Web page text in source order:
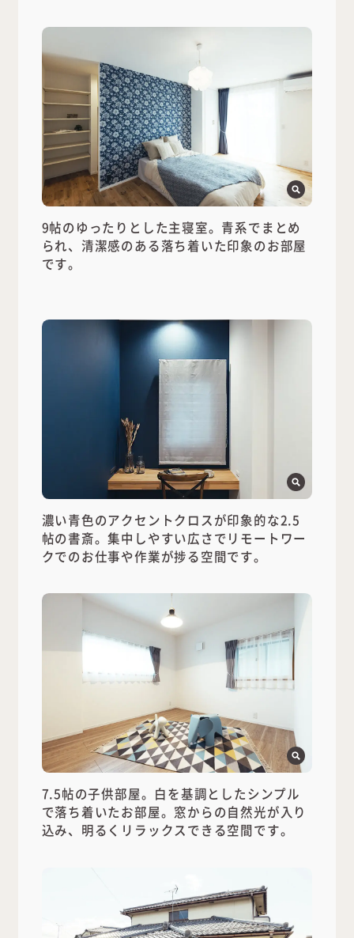
9帖のゆったりとした主寝室。青系でまとめ
られ、清潔感のある落ち着いた印象のお部屋
です。
濃い青色のアクセントクロスが印象的な2.5
帖の書斎。集中しやすい広さでリモートワー
クでのお仕事や作業が捗る空間です。
7.5帖の子供部屋。白を基調としたシンプル
で落ち着いたお部屋。窓からの自然光が入り
込み、明るくリラックスできる空間です。